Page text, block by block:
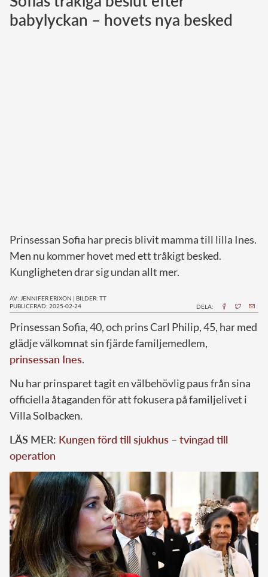
Norska kungahuset
babylyckan – hovets nya besked
Prinsessan Sofia har precis blivit mamma till lilla Ines.
Men nu kommer hovet med ett tråkigt besked.
Kungligheten drar sig undan allt mer.
AV: JENNIFER ERIXON | BILDER: TT
PUBLICERAD: 2025-02-24
DELA:
Prinsessan Sofia, 40, och prins Carl Philip, 45, har med
glädje välkomnat sin fjärde familjemedlem,
prinsessan Ines.
Nu har prinsparet tagit en välbehövlig paus från sina
officiella åtaganden för att fokusera på familjelivet i
Villa Solbacken.
LÄS MER: Kungen förd till sjukhus – tvingad till
operation